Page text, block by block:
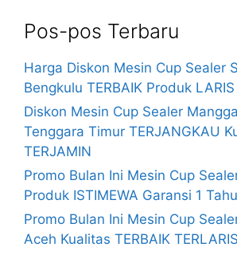
Pos-pos Terbaru
Harga Diskon Mesin Cup Sealer
Bengkulu TERBAIK Produk LARIS
Diskon Mesin Cup Sealer
Tenggara Timur TERJANGKAU
TERJAMIN
Promo Bulan Ini Mesin Cup
Produk ISTIMEWA Garansi 1
Promo Bulan Ini Mesin Cup
Aceh Kualitas TERBAIK TERLARIS